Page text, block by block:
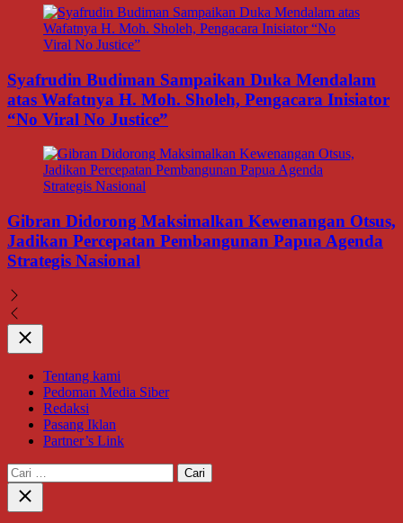
Syafrudin Budiman Sampaikan Duka Mendalam
atas Wafatnya H. Moh. Sholeh, Pengacara Inisiator
“No Viral No Justice”
Gibran Didorong Maksimalkan Kewenangan Otsus,
Jadikan Percepatan Pembangunan Papua Agenda
Strategis Nasional
Close
Tentang kami
Pedoman Media Siber
Redaksi
Pasang Iklan
Partner’s Link
Cari
untuk:
Close
search